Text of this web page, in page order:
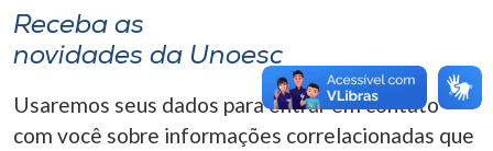
Receba as
novidades da Unoesc
Usaremos seus dados para entrar em contato
com você sobre informações correlacionadas que